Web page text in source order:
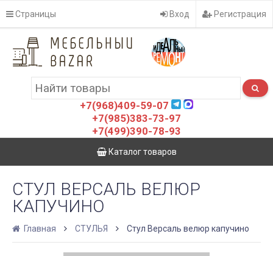
Страницы Вход Регистрация
+7(968)409-59-07
+7(985)383-73-97
+7(499)390-78-93
Каталог товаров
СТУЛ ВЕРСАЛЬ ВЕЛЮР
КАПУЧИНО
Главная СТУЛЬЯ Стул Версаль велюр капучино